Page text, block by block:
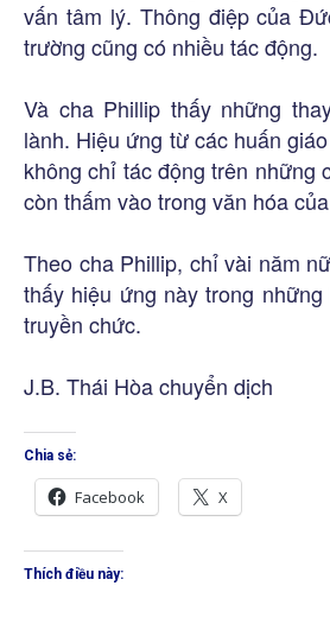
vấn tâm lý. Thông điệp của
trường cũng có nhiều tác động.
Và cha Phillip thấy những
lành. Hiệu ứng từ các huấn
không chỉ tác động trên những
còn thấm vào trong văn hóa
Theo cha Phillip, chỉ vài năm
thấy hiệu ứng này trong
truyền chức.
J.B. Thái Hòa chuyển dịch
Chia sẻ:
Facebook X
Thích điều này: